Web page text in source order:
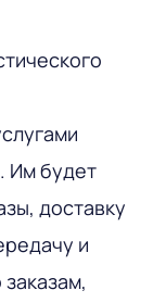
Им будет
доставку
и